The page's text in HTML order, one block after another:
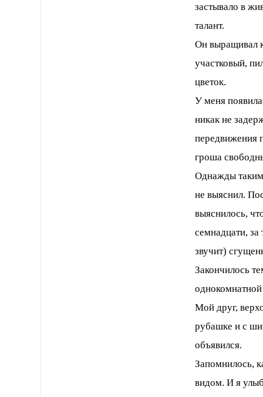
застывало в
талант.
Он выращивал
участковый,
цветок.
У меня
никак не
передвижения
гроша
Однажды таким
не выяснил.
выяснилось,
семнадцати,
звучит)
Закончилось
Мой друг,
рубашке и с
объявился.
Запомнилось,
видом. И я